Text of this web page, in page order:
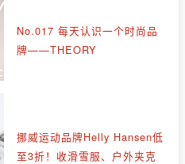
No.017 每天认识一个时尚品
牌——THEORY
挪威运动品牌Helly Hansen低
至3折！收滑雪服、户外夹克